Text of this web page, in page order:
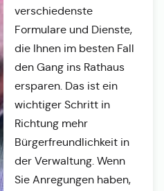
verschiedenste
Formulare und Dienste,
die Ihnen im besten Fall
den Gang ins Rathaus
ersparen. Das ist ein
wichtiger Schritt in
Richtung mehr
Bürgerfreundlichkeit in
der Verwaltung. Wenn
Sie Anregungen haben,